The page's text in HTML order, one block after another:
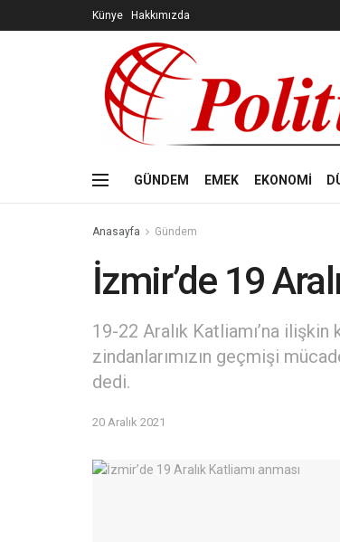
Künye Hakkımızda
GÜNDEM EMEK EKONOMİ
Anasayfa Gündem
İzmir’de 19
19-22 Aralık Katliamı’na
zindanlarımızın geçmişi
dedi.
20 Aralık 2021